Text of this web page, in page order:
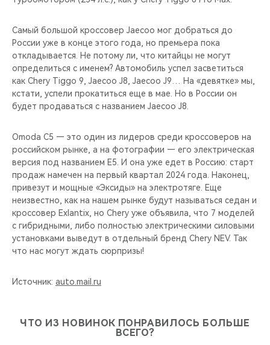
Самый большой кроссовер Jaecoo мог добраться до
России уже в конце этого года, но премьера пока
откладывается. Не потому ли, что китайцы не могут
определиться с именем? Автомобиль успел засветиться
как Chery Tiggo 9, Jaecoo J8, Jaecoo J9… На «девятке» мы,
кстати, успели прокатиться еще в мае. Но в России он
будет продаваться с названием Jaecoo J8.
Omoda С5 — это один из лидеров среди кроссоверов на
российском рынке, а на фотографии — его электрическая
версия под названием Е5. И она уже едет в Россию: старт
продаж намечен на первый квартал 2024 года. Наконец,
привезут и мощные «Эксиды» на электротяге. Еще
неизвестно, как на нашем рынке будут называться седан и
кроссовер Exlantix, но Chery уже объявила, что 7 моделей
с гибридными, либо полностью электрическими силовыми
установками выведут в отдельный бренд Chery NEV. Так
что нас могут ждать сюрпризы!
Источник: auto.mail.ru
ЧТО ИЗ НОВИНОК ПОНРАВИЛОСЬ БОЛЬШЕ
ВСЕГО?